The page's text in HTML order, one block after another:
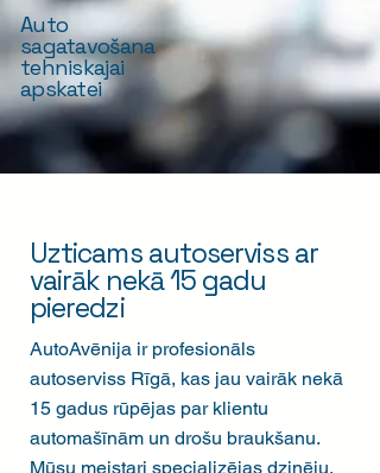
Auto
sagatavošana
tehniskajai
apskatei
Uzticams autoserviss ar
vairāk nekā 15 gadu
pieredzi
AutoAvēnija ir profesionāls
autoserviss Rīgā, kas jau vairāk nekā
15 gadus rūpējas par klientu
automašīnām un drošu braukšanu.
Mūsu meistari specializējas dzinēju,